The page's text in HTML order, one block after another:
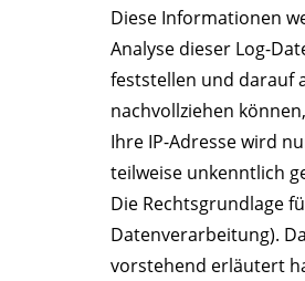
Diese Informationen
Analyse dieser Log-
feststellen und darauf
nachvollziehen
Ihre IP-Adresse wird
teilweise unkenntlich
Die Rechtsgrundlage
Datenverarbeitung).
vorstehend erläutert